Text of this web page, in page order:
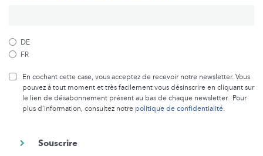
DE
FR
En cochant cette case, vous acceptez de recevoir notre newsletter. Vous
pouvez à tout moment et très facilement vous désinscrire en cliquant sur
le lien de désabonnement présent au bas de chaque newsletter. Pour
plus d’information, consultez notre politique de confidentialité.